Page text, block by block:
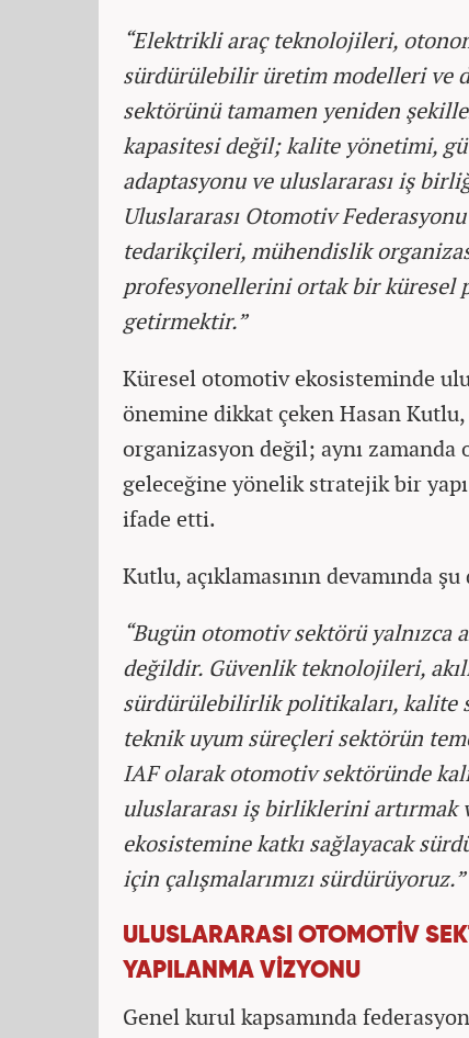
“Elektrikli araç teknolojileri,
sürdürülebilir üretim modelleri ve
sektörünü tamamen yeniden
kapasitesi değil; kalite yönetimi,
adaptasyonu ve uluslararası iş
Uluslararası Otomotiv
tedarikçileri, mühendislik
profesyonellerini ortak bir küresel
getirmektir.”
Küresel otomotiv ekosisteminde
önemine dikkat çeken Hasan
organizasyon değil; aynı
geleceğine yönelik stratejik bir
ifade etti.
Kutlu, açıklamasının devamında
“Bugün otomotiv sektörü yalnızca
değildir. Güvenlik teknolojileri,
sürdürülebilirlik politikaları, kalite
teknik uyum süreçleri sektörün
IAF olarak otomotiv sektöründe
uluslararası iş birliklerini artırmak
ekosistemine katkı sağlayacak
için çalışmalarımızı sürdürüyoruz.”
ULUSLARARASI OTOMOTİV
YAPILANMA VİZYONU
Genel kurul kapsamında